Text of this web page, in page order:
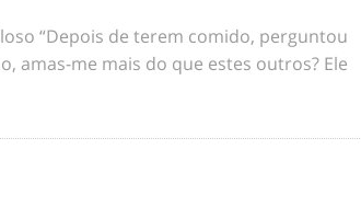
“Depois de terem comido, perguntou
amas-me mais do que estes outros? Ele